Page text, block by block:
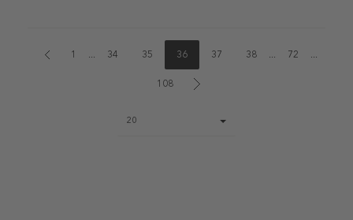
1 ... 34 35 36 37 38 ... 72 ...
108
size
20